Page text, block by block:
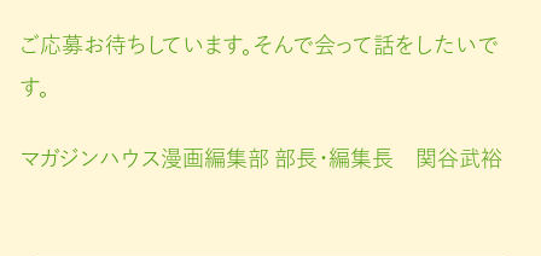
ご応募お待ちしています。そんで会って話をしたいで
す。
マガジンハウス漫画編集部 部長・編集長 関谷武裕